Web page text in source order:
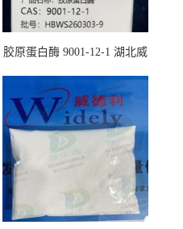
胶原蛋白酶 9001-12-1 湖北威